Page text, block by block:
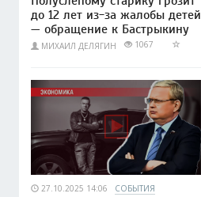
до 12 лет из-за жалобы детей
— обращение к Бастрыкину
МИХАИЛ ДЕЛЯГИН 1067
27.10.2025 14:06 СОБЫТИЯ